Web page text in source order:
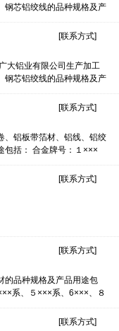
钢芯铝绞线的品种规格及产
[联系方式]
大铝业有限公司生产加工
钢芯铝绞线的品种规格及产
[联系方式]
、铝板带箔材、铝线、铝绞
包括： 合金牌号：１×××
[联系方式]
[联系方式]
的品种规格及产品用途包
系、５×××系、6×××、８
[联系方式]